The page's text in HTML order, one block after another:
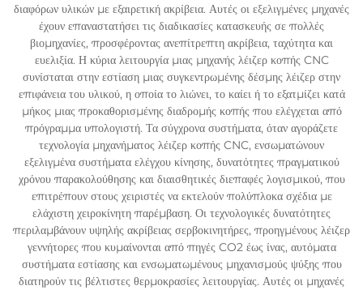
διαφόρων υλικών με εξαιρετική ακρίβεια. Αυτές οι εξελιγμένες μηχανές
έχουν επαναστατήσει τις διαδικασίες κατασκευής σε πολλές
βιομηχανίες, προσφέροντας ανεπίτρεπτη ακρίβεια, ταχύτητα και
ευελιξία. Η κύρια λειτουργία μιας μηχανής λέιζερ κοπής CNC
συνίσταται στην εστίαση μιας συγκεντρωμένης δέσμης λέιζερ στην
επιφάνεια του υλικού, η οποία το λιώνει, το καίει ή το εξατμίζει κατά
μήκος μιας προκαθορισμένης διαδρομής κοπής που ελέγχεται από
πρόγραμμα υπολογιστή. Τα σύγχρονα συστήματα, όταν αγοράζετε
τεχνολογία μηχανήματος λέιζερ κοπής CNC, ενσωματώνουν
εξελιγμένα συστήματα ελέγχου κίνησης, δυνατότητες πραγματικού
χρόνου παρακολούθησης και διαισθητικές διεπαφές λογισμικού, που
επιτρέπουν στους χειριστές να εκτελούν πολύπλοκα σχέδια με
ελάχιστη χειροκίνητη παρέμβαση. Οι τεχνολογικές δυνατότητες
περιλαμβάνουν υψηλής ακρίβειας σερβοκινητήρες, προηγμένους λέιζερ
γεννήτορες που κυμαίνονται από πηγές CO2 έως ίνας, αυτόματα
συστήματα εστίασης και ενσωματωμένους μηχανισμούς ψύξης που
διατηρούν τις βέλτιστες θερμοκρασίες λειτουργίας. Αυτές οι μηχανές